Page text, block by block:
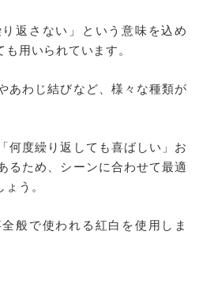
返さない」という意味を込め
用いられています。
あわじ結びなど、様々な種類が
何度繰り返しても喜ばしい」お
るため、シーンに合わせて最適
う。
般で使われる紅白を使用しま